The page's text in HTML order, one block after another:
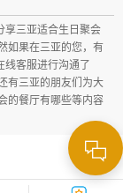
享三亚适合生日聚会
如果在三亚的您，有
线客服进行沟通了
有三亚的朋友们为大
的餐厅有哪些等内容